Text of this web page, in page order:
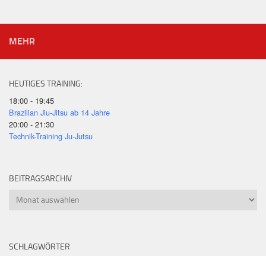
MEHR
HEUTIGES TRAINING:
18:00 - 19:45
Brazilian Jiu-Jitsu ab 14 Jahre
20:00 - 21:30
Technik-Training Ju-Jutsu
BEITRAGSARCHIV
Beitragsarchiv
SCHLAGWÖRTER